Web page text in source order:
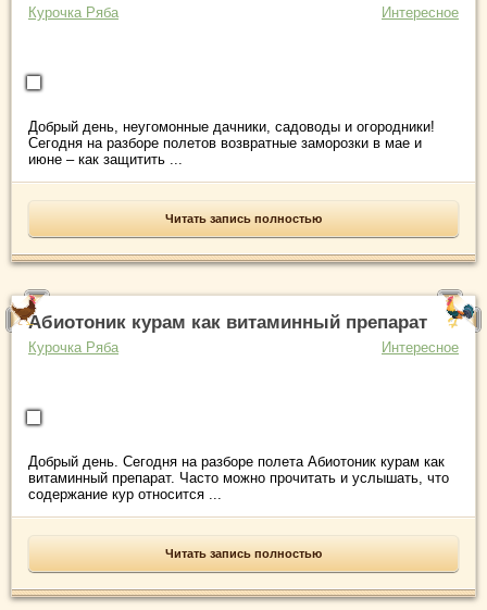
Курочка Ряба Интересное
Добрый день, неугомонные дачники, садоводы и огородники!
Сегодня на разборе полетов возвратные заморозки в мае и
июне – как защитить ...
Читать запись полностью
Абиотоник курам как витаминный препарат
Курочка Ряба Интересное
Добрый день. Сегодня на разборе полета Абиотоник курам как
витаминный препарат. Часто можно прочитать и услышать, что
содержание кур относится ...
Читать запись полностью